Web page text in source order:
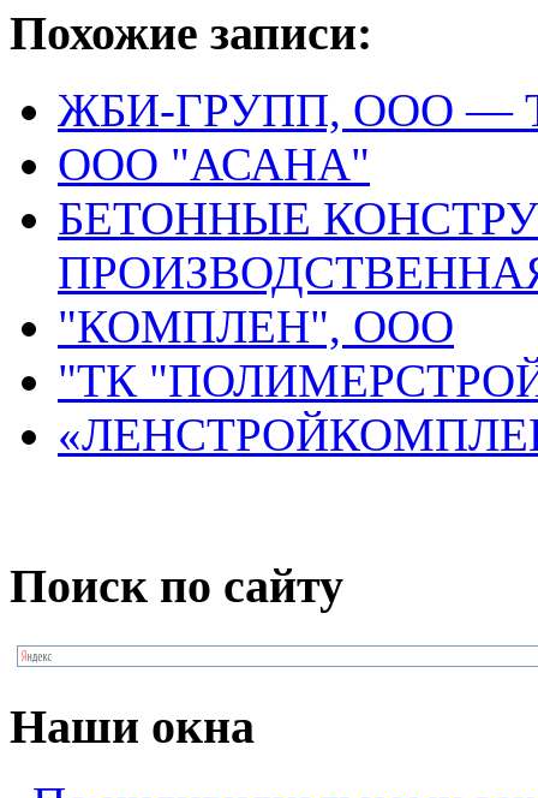
Похожие записи:
ЖБИ-ГРУПП, ООО —
ООО "АСАНА"
БЕТОННЫЕ
"КОМПЛЕН", ООО
"ТК
Поиск по сайту
Наши окна